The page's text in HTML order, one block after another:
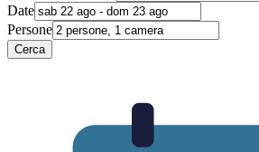
Date
Persone
Cerca